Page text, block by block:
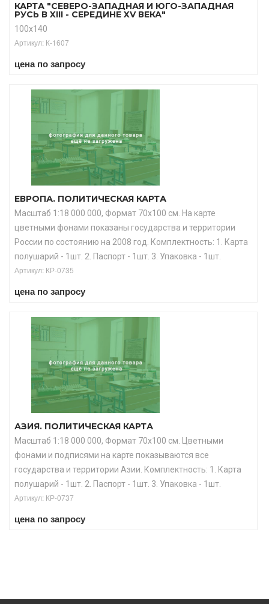
КАРТА "СЕВЕРО-ЗАПАДНАЯ И ЮГО-ЗАПАДНАЯ
РУСЬ В XIII - СЕРЕДИНЕ XV ВЕКА"
100х140
Артикул: К-1607
цена по запросу
ЕВРОПА. ПОЛИТИЧЕСКАЯ КАРТА
Масштаб 1:18 000 000, Формат 70х100 см. На карте
цветными фонами показаны государства и территории
России по состоянию на 2008 год. Комплектность: 1. Карта
полушарий - 1шт. 2. Паспорт - 1шт. 3. Упаковка - 1шт.
Артикул: КР-0735
цена по запросу
АЗИЯ. ПОЛИТИЧЕСКАЯ КАРТА
Масштаб 1:18 000 000, Формат 70х100 см. Цветными
фонами и подписями на карте показываются все
государства и территории Азии. Комплектность: 1. Карта
полушарий - 1шт. 2. Паспорт - 1шт. 3. Упаковка - 1шт.
Артикул: КР-0737
цена по запросу